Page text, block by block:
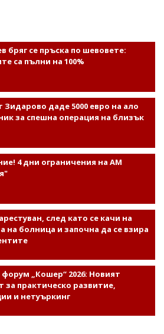
бряг се пръска по шевовете:
са пълни на 100%
Зидарово даде 5000 евро на ало
за спешна операция на близък
4 дни ограничения на АМ
след като се качи на
на болница и започна да се взира
форум „Кошер“ 2026: Новият
за практическо развитие,
и нетуъркинг